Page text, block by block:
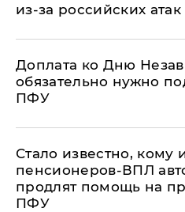
из-за российских атак
Доплата ко Дню
обязательно нужно
ПФУ
Стало известно, кому
пенсионеров-ВПЛ
продлят помощь на
ПФУ